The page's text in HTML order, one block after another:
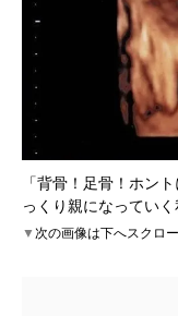
「背骨！足骨！ホン
っくり親になってい
▼次の画像は下へスクロ